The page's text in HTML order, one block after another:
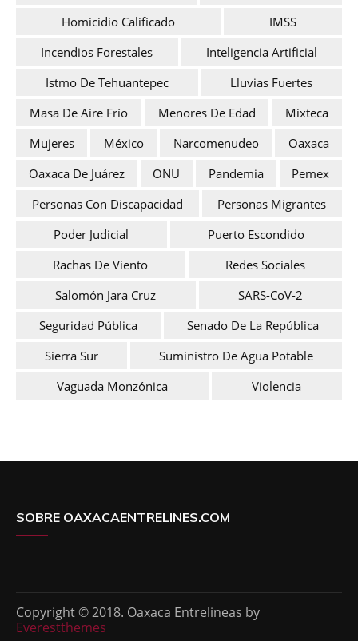
Homicidio Calificado
IMSS
Incendios Forestales
Inteligencia Artificial
Istmo De Tehuantepec
Lluvias Fuertes
Masa De Aire Frío
Menores De Edad
Mixteca
Mujeres
México Narcomenudeo
Oaxaca
Oaxaca De Juárez
ONU Pandemia
Pemex
Personas Con Discapacidad
Personas Migrantes
Poder Judicial
Puerto Escondido
Rachas De Viento
Redes Sociales
Salomón Jara Cruz
SARS-CoV-2
Seguridad Pública
Senado De La República
Sierra Sur
Suministro De Agua Potable
Vaguada Monzónica
Violencia
SOBRE OAXACAENTRELINES.COM
Copyright © 2018. Oaxaca Entrelineas by
Everestthemes